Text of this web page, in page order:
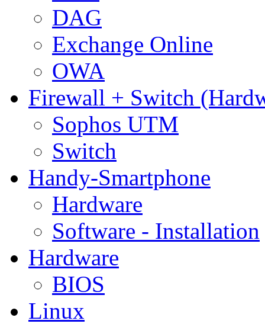
DAG
Exchange Online
OWA
Firewall + Switch
Sophos UTM
Switch
Handy-Smartphone
Hardware
Software - Installation
Hardware
BIOS
Linux